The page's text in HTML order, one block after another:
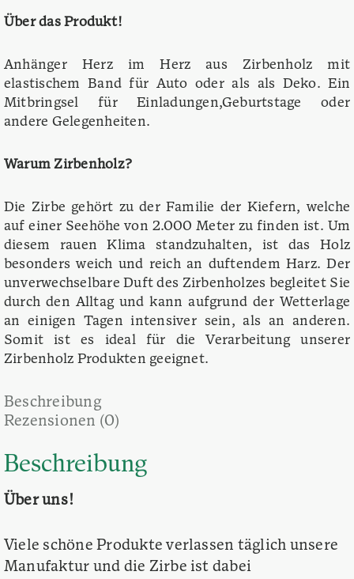
Über das Produkt!
Anhänger Herz im Herz aus Zirbenholz mit
elastischem Band für Auto oder als als Deko. Ein
Mitbringsel für Einladungen,Geburtstage oder
andere Gelegenheiten.
Warum Zirbenholz?
Die Zirbe gehört zu der Familie der Kiefern, welche
auf einer Seehöhe von 2.000 Meter zu finden ist. Um
diesem rauen Klima standzuhalten, ist das Holz
besonders weich und reich an duftendem Harz. Der
unverwechselbare Duft des Zirbenholzes begleitet Sie
durch den Alltag und kann aufgrund der Wetterlage
an einigen Tagen intensiver sein, als an anderen.
Somit ist es ideal für die Verarbeitung unserer
Zirbenholz Produkten geeignet.
Beschreibung
Rezensionen (0)
Beschreibung
Über uns!
Viele schöne Produkte verlassen täglich unsere
Manufaktur und die Zirbe ist dabei